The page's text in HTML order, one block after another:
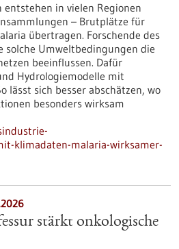
entstehen in vielen Regionen
– Brutplätze für
übertragen. Forschende des
solche Umweltbedingungen die
beeinflussen. Dafür
Hydrologiemodelle mit
lässt sich besser abschätzen, wo
besonders wirksam
klimadaten-malaria-wirksamer-
stärkt onkologische